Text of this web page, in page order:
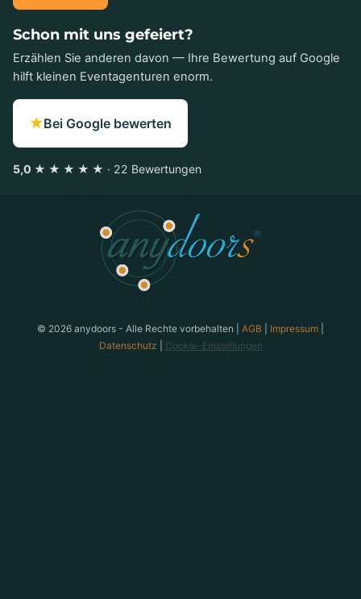
Schon mit uns gefeiert?
Erzählen Sie anderen davon — Ihre Bewertung auf Google
hilft kleinen Eventagenturen enorm.
★Bei Google bewerten
5,0 ★ ★ ★ ★ ★ · 22 Bewertungen
© 2026 anydoors - Alle Rechte vorbehalten | AGB Impressum
Datenschutz
Cookie-Einstellungen